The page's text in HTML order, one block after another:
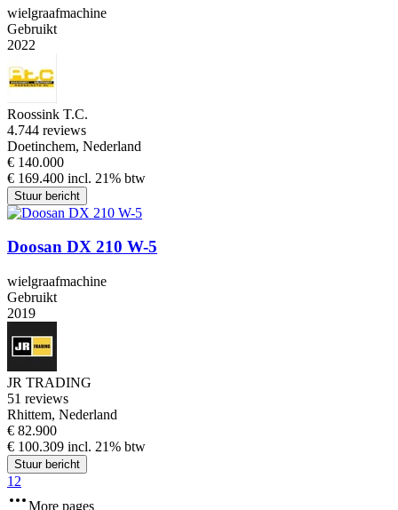
wielgraafmachine
Gebruikt
2022
Roossink T.C.
4.744 reviews
Doetinchem, Nederland
€ 140.000
€ 169.400 incl. 21% btw
Stuur bericht
Doosan DX 210 W-5
wielgraafmachine
Gebruikt
2019
JR TRADING
51 reviews
Rhittem, Nederland
€ 82.900
€ 100.309 incl. 21% btw
Stuur bericht
1 2
More pages